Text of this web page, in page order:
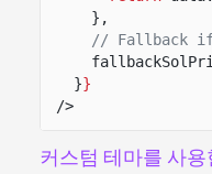
},
// Fallback
}}
/>
커스텀 테마를 사용